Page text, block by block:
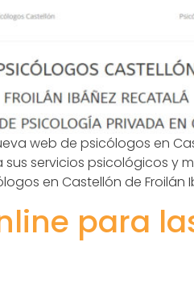
web de psicólogos en
servicios psicológicos y
en Castellón de
para